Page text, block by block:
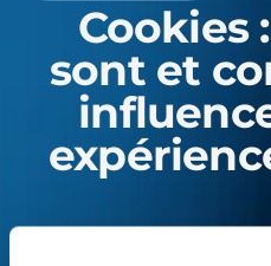
Cookies
sont et